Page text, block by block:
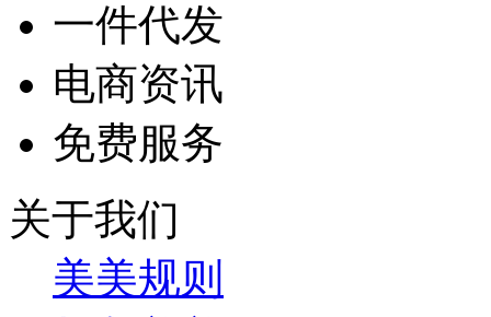
一件代发
电商资讯
免费服务
关于我们
美美规则